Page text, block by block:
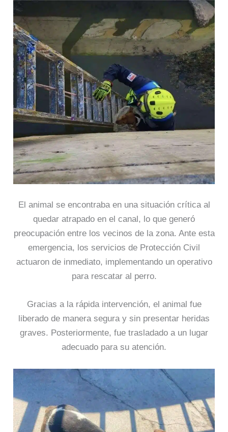
El animal se encontraba en una situación crítica al
quedar atrapado en el canal, lo que generó
preocupación entre los vecinos de la zona. Ante esta
emergencia, los servicios de Protección Civil
actuaron de inmediato, implementando un operativo
para rescatar al perro.
Gracias a la rápida intervención, el animal fue
liberado de manera segura y sin presentar heridas
graves. Posteriormente, fue trasladado a un lugar
adecuado para su atención.